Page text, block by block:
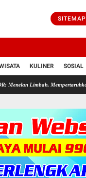
SITEMAP
KULINER SOSIAL
Mempertaruhkan Nyawa Rakyat